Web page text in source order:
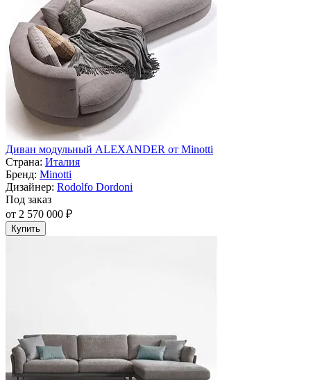
Диван модульный ALEXANDER от Minotti
Страна: Италия
Бренд: Minotti
Дизайнер: Rodolfo Dordoni
Под заказ
от 2 570 000 ₽
Купить